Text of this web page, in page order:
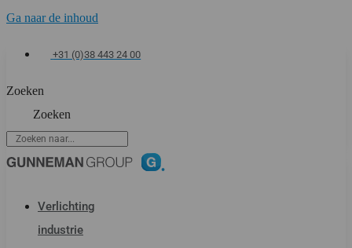
Ga naar de inhoud
+31 (0)38 443 24 00
Zoeken
Zoeken
Verlichting
industrie